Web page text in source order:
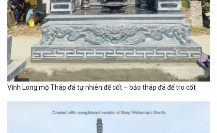
Vĩnh Long mộ Tháp đá tự nhiên để cốt – bảo tháp đá để tro cốt